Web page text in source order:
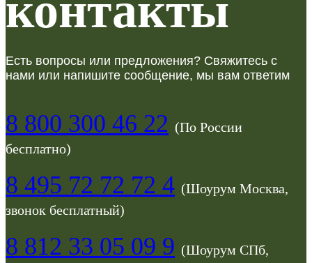
Есть вопросы или предложения? Свяжитесь с
нами или напишите сообщение, мы вам ответим
8 800 300 46 22 (По России
бесплатно)
8 495 72 72 72 4 (Шоурум Москва,
звонок бесплатный)
8 812 33 05 09 9 (Шоурум СПб,